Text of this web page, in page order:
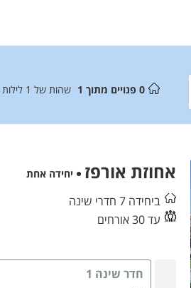
0פנויים מתוך 1 שהות של 1 לילות
אחוזת אורפז יחידה אחת
ביחידה 7 חדרי שינה
עד 30 אורחים
חדר שינה 1